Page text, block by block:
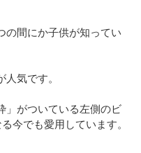
の間にか子供が知ってい
気です。
」がついている左側のビ
今でも愛用しています。